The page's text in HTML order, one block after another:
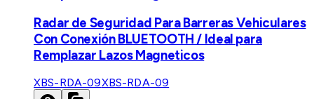
Radar de Seguridad Para Barreras Vehiculares
Con Conexión BLUETOOTH / Ideal para
Remplazar Lazos Magneticos
XBS-RDA-09XBS-RDA-09